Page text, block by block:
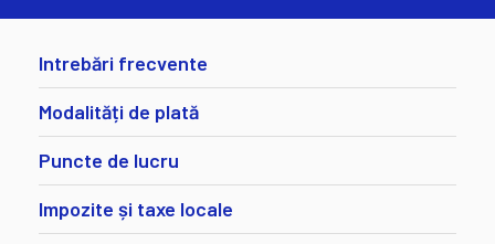
Intrebări frecvente
Modalități de plată
Puncte de lucru
Impozite și taxe locale